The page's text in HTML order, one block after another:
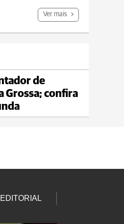
Ver mais
min 18°C
de
Grossa; confira